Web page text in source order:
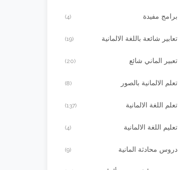
برامج مفيدة (4)
تعابير شائعة باللغة الالمانية (19)
تعبير الماني شائع (20)
تعلم الالمانية بالصور (8)
تعلم اللغة الالمانية (137)
تعليم اللغة الالمانية (4)
دروس محادثة المانية (9)